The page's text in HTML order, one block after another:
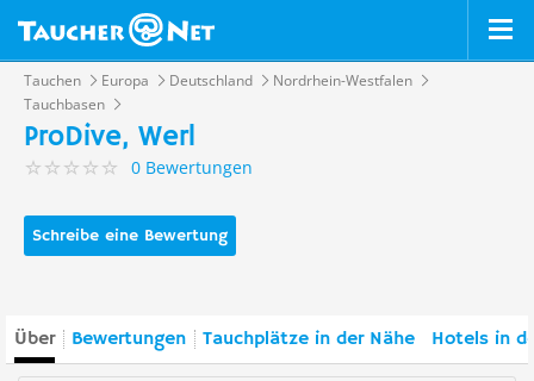
Tauchen Europa Deutschland
Nordrhein-Westfalen
Tauchbasen
ProDive, Werl
0 Bewertungen
Schreibe eine Bewertung
Über Bewertungen Tauchplätze in der Nähe Hotels in